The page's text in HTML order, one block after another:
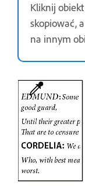
Kliknij
skopiować,
na innym